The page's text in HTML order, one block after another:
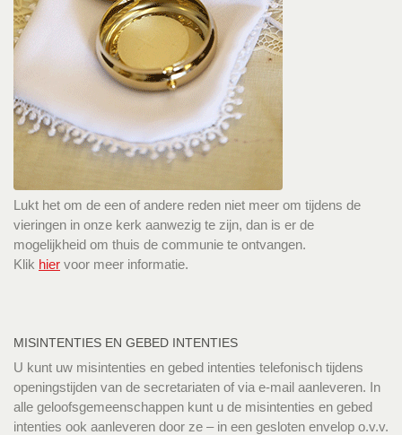
Lukt het om de een of andere reden niet meer om tijdens de
vieringen in onze kerk aanwezig te zijn, dan is er de
mogelijkheid om thuis de communie te ontvangen.
Klik hier voor meer informatie.
MISINTENTIES EN GEBED INTENTIES
U kunt uw misintenties en gebed intenties telefonisch tijdens
openingstijden van de secretariaten of via e-mail aanleveren. In
alle geloofsgemeenschappen kunt u de misintenties en gebed
intenties ook aanleveren door ze – in een gesloten envelop o.v.v.